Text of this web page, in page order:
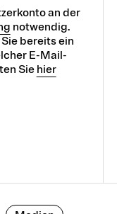
an der
notwendig.
bereits ein
E-Mail-
Sie hier